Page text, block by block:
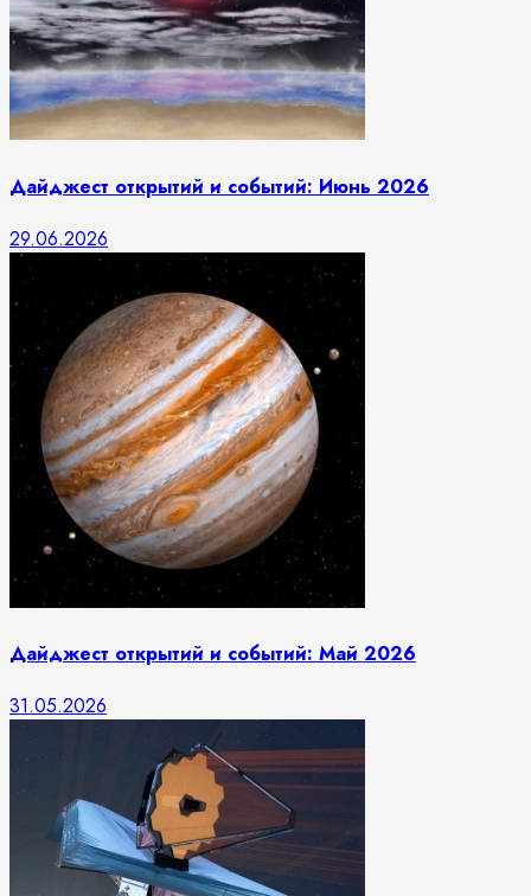
Дайджест открытий и событий: Июнь 2026
29.06.2026
Дайджест открытий и событий: Май 2026
31.05.2026